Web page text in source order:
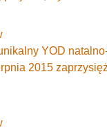
YOD
2015